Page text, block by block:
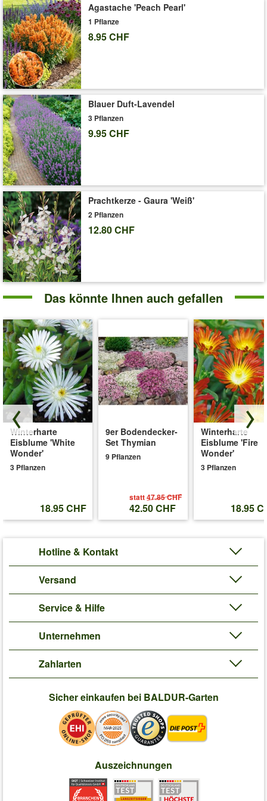
mit steinigen & trockenen Böden gut zurecht. (Delosperma
congestum)
Art.-Nr.:3631
Liefergrösse:9x9 cm-Topf
'Winterharte Eisblume 'Violett Wonder''
Agastache 'Peach Pearl'
1 Pflanze
8.95 CHF
Blauer Duft-Lavendel
3 Pflanzen
9.95 CHF
Prachtkerze - Gaura 'Weiß'
2 Pflanzen
12.80 CHF
Das könnte Ihnen auch gefallen
Winterharte
Eisblume 'White
Wonder'
3 Pflanzen
18.95 CHF
9er Bodendecker-
Set Thymian
9 Pflanzen
statt47.85 CHF
42.50 CHF
Winterharte
Eisblume 'Fire
Wonder'
3 Pflanzen
18.95
Hotline & Kontakt
Versand
Service & Hilfe
Unternehmen
Zahlarten
Sicher einkaufen bei BALDUR-Garten
Auszeichnungen